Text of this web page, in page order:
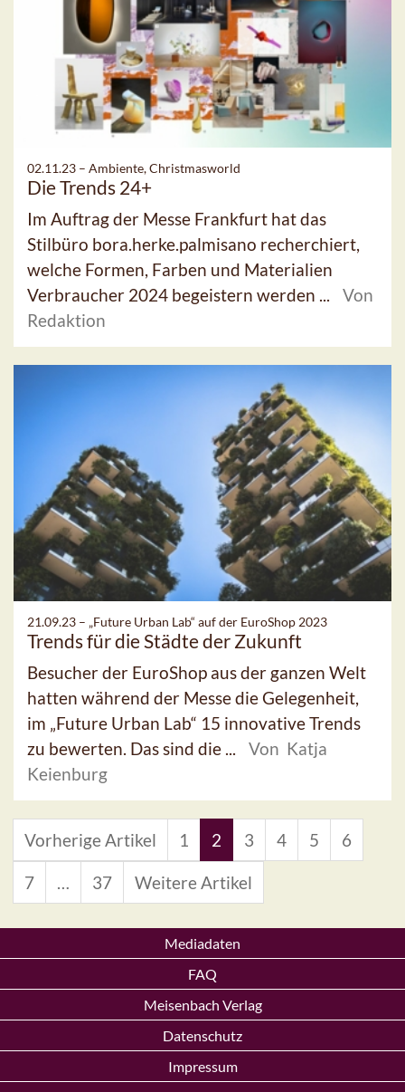
02.11.23 – Ambiente, Christmasworld
Die Trends 24+
Im Auftrag der Messe Frankfurt hat das
Stilbüro bora.herke.palmisano recherchiert,
welche Formen, Farben und Materialien
Verbraucher 2024 begeistern werden ...
Von
Redaktion
21.09.23 – „Future Urban Lab“ auf der EuroShop 2023
Trends für die Städte der Zukunft
Besucher der EuroShop aus der ganzen Welt
hatten während der Messe die Gelegenheit,
im „Future Urban Lab“ 15 innovative Trends
zu bewerten. Das sind die ...
Von Katja
Keienburg
Vorherige Artikel 1 2 3 4 5 6
7 … 37 Weitere Artikel
Mediadaten
FAQ
Meisenbach Verlag
Datenschutz
Impressum